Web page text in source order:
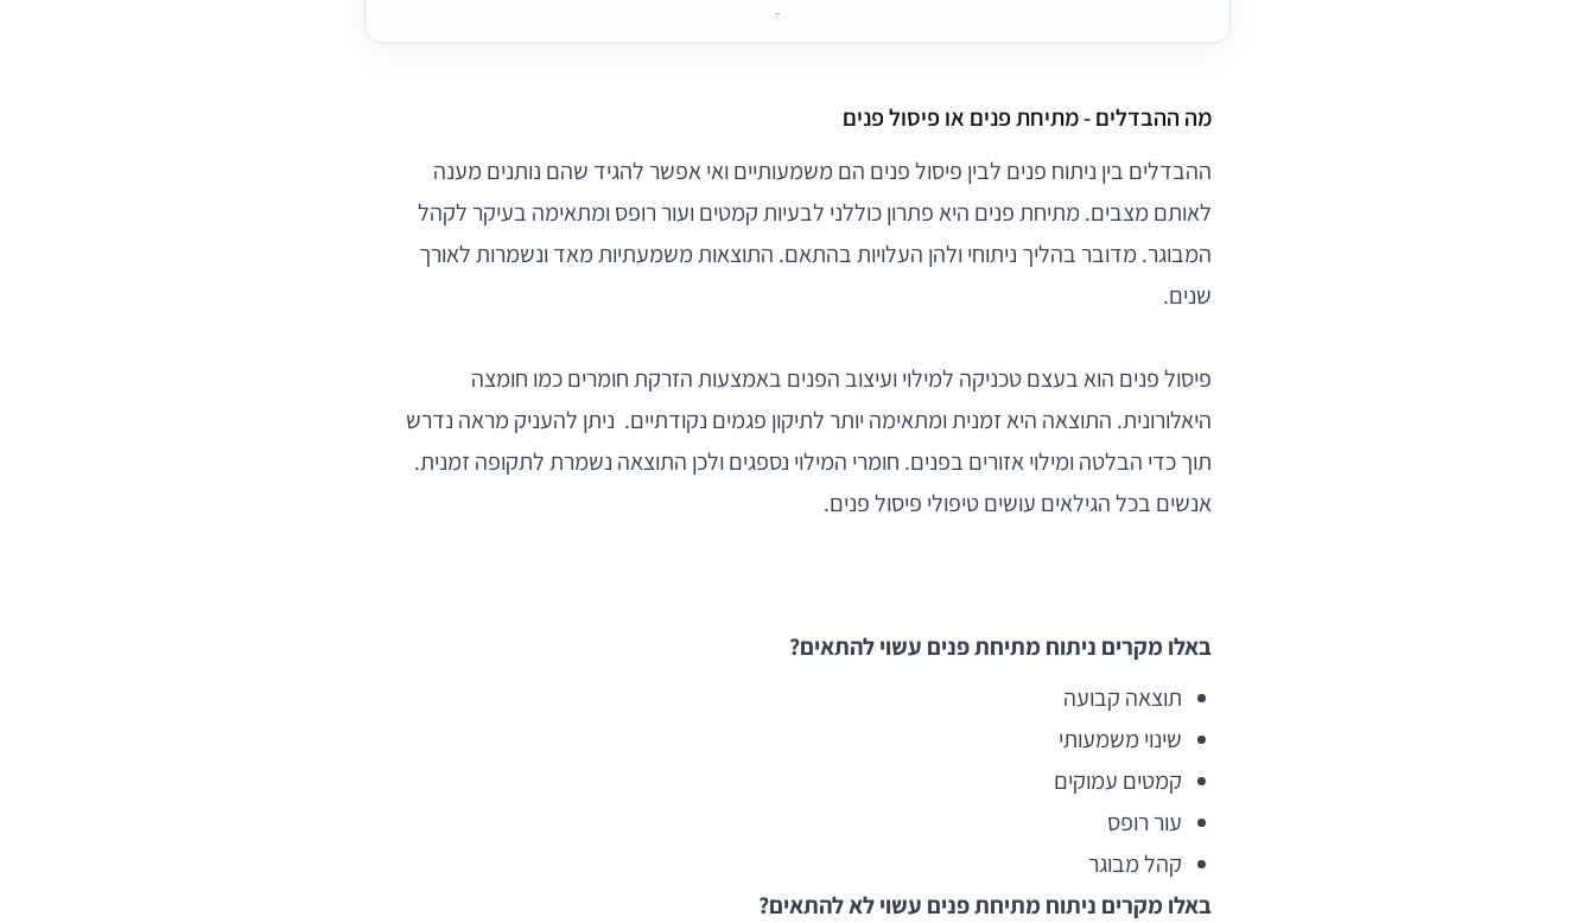
-
מה ההבדלים - מתיחת פנים או פיסול פנים
ההבדלים בין ניתוח פנים לבין פיסול פנים הם משמעותיים ואי אפשר להגיד שהם נותנים מענה
לאותם מצבים. מתיחת פנים היא פתרון כוללני לבעיות קמטים ועור רופס ומתאימה בעיקר לקהל
המבוגר. מדובר בהליך ניתוחי ולהן העלויות בהתאם. התוצאות משמעתיות מאד ונשמרות לאורך
שנים.
פיסול פנים הוא בעצם טכניקה למילוי ועיצוב הפנים באמצעות הזרקת חומרים כמו חומצה
היאלורונית. התוצאה היא זמנית ומתאימה יותר לתיקון פגמים נקודתיים. ניתן להעניק מראה נדרש
תוך כדי הבלטה ומילוי אזורים בפנים. חומרי המילוי נספגים ולכן התוצאה נשמרת לתקופה זמנית.
אנשים בכל הגילאים עושים טיפולי פיסול פנים.
באלו מקרים ניתוח מתיחת פנים עשוי להתאים?
תוצאה קבועה
שינוי משמעותי
קמטים עמוקים
עור רופס
קהל מבוגר
באלו מקרים ניתוח מתיחת פנים עשוי לא להתאים?